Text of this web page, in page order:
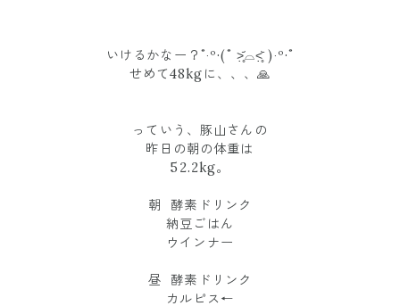
いけるかなー？˚‧º·(˚ ˃̣̣̥᷄⌓˂̣̣̥᷅ )‧º·˚
せめて48kgに、、、🙏
っていう、豚山さんの
昨日の朝の体重は
52.2kg。
朝 酵素ドリンク
納豆ごはん
ウインナー
昼 酵素ドリンク
カルピス←